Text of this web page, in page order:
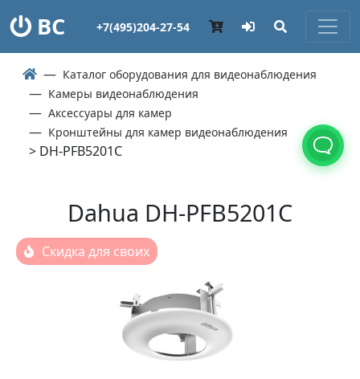
ВС +7(495)204-27-54
Каталог оборудования для видеонаблюдения
Камеры видеонаблюдения
Аксессуары для камер
Кронштейны для камер видеонаблюдения
> DH-PFB5201C
Dahua DH-PFB5201C
Скидка для своих